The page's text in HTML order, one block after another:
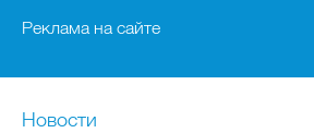
Реклама на сайте
Новости